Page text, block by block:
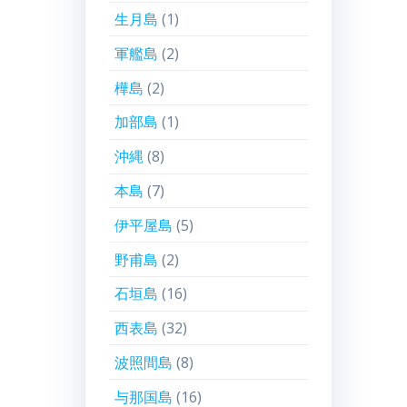
生月島 (1)
軍艦島 (2)
樺島 (2)
加部島 (1)
沖縄(8)
本島 (7)
伊平屋島 (5)
野甫島 (2)
石垣島 (16)
西表島 (32)
波照間島 (8)
与那国島 (16)